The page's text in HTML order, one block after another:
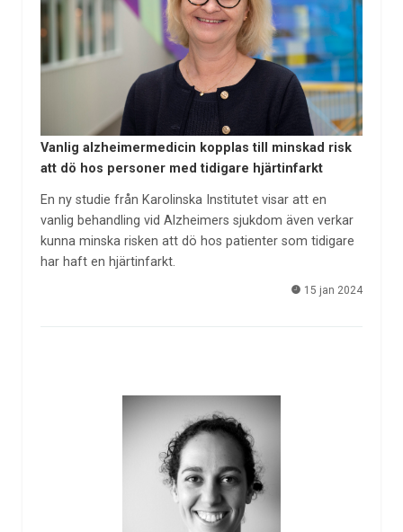
Vanlig alzheimermedicin kopplas till minskad risk
att dö hos personer med tidigare hjärtinfarkt
En ny studie från Karolinska Institutet visar att en
vanlig behandling vid Alzheimers sjukdom även verkar
kunna minska risken att dö hos patienter som tidigare
har haft en hjärtinfarkt.
15 jan 2024